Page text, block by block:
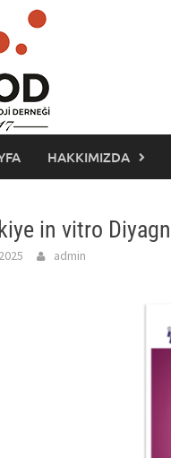
HAKKIMIZDA
in vitro
admin